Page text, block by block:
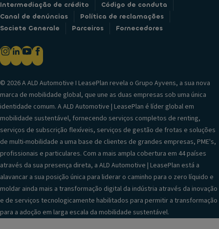
Intermediação de crédito
Código de conduta
Canal de denúncias
Política de reclamações
Societe Generale
Parceiros Fornecedores
© 2026 A ALD Automotive I LeasePlan revela o Grupo Ayvens, a sua nova
marca de mobilidade global, que une as duas empresas sob uma única
identidade comum. A ALD Automotive | LeasePlan é líder global em
mobilidade sustentável, fornecendo serviços completos de renting,
serviços de subscrição flexíveis, serviços de gestão de frotas e soluções
de multi-mobilidade a uma base de clientes de grandes empresas, PME's,
profissionais e particulares. Com a mais ampla cobertura em 44 países
através da sua presença direta, a ALD Automotive | LeasePlan está a
alavancar a sua posição única para liderar o caminho para o zero líquido e
moldar ainda mais a transformação digital da indústria através da inovação
e de serviços tecnologicamente habilitados para permitir a transformação
para a adoção em larga escala da mobilidade sustentável.